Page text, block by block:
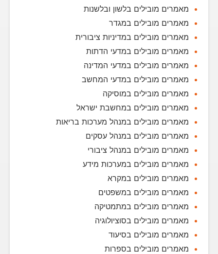
מאמרים מובילים בלשון ובלשנות
מאמרים מובילים במגדר
מאמרים מובילים במדיניות ציבורית
מאמרים מובילים במדעי הדתות
מאמרים מובילים במדעי המדינה
מאמרים מובילים במדעי המחשב
מאמרים מובילים במוסיקה
מאמרים מובילים במחשבת ישראל
מאמרים מובילים במנהל מערכות בריאות
מאמרים מובילים במנהל עסקים
מאמרים מובילים במנהל ציבורי
מאמרים מובילים במערכות מידע
מאמרים מובילים במקרא
מאמרים מובילים במשפטים
מאמרים מובילים במתמטיקה
מאמרים מובילים בסוציולוגיה
מאמרים מובילים בסיעוד
מאמרים מובילים בספרות